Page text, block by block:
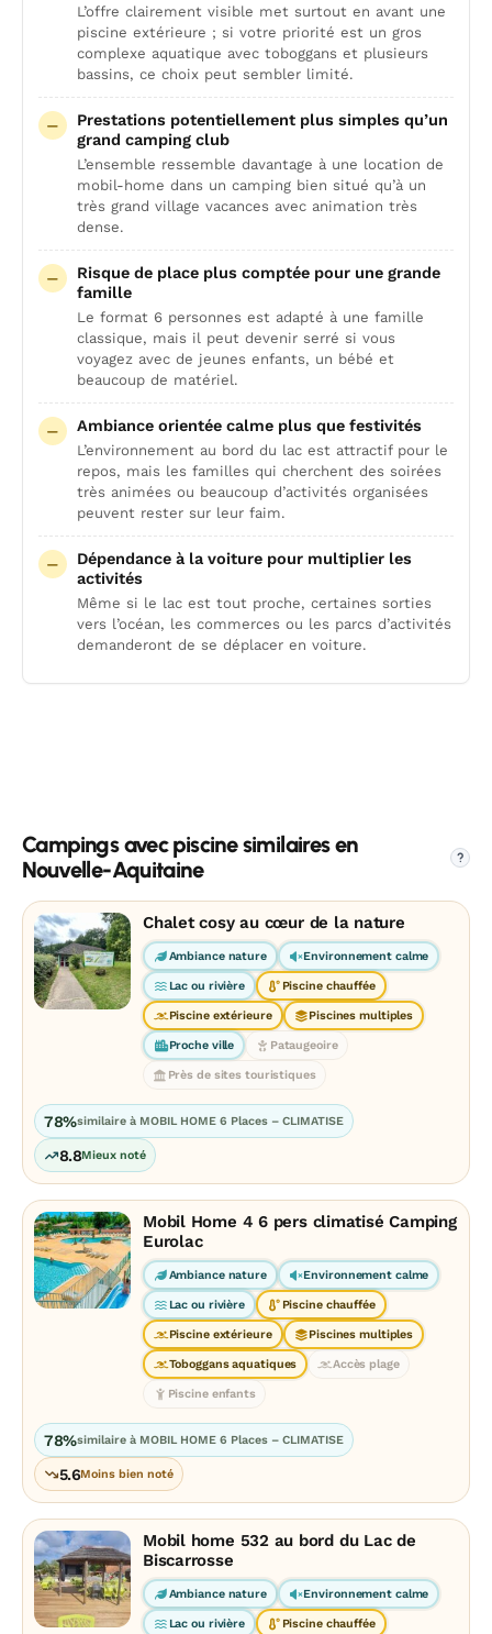
L’offre clairement visible met surtout en avant une
piscine extérieure ; si votre priorité est un gros
complexe aquatique avec toboggans et plusieurs
bassins, ce choix peut sembler limité.
Prestations potentiellement plus simples qu’un
grand camping club
L’ensemble ressemble davantage à une location de
mobil-home dans un camping bien situé qu’à un
très grand village vacances avec animation très
dense.
Risque de place plus comptée pour une grande
famille
Le format 6 personnes est adapté à une famille
classique, mais il peut devenir serré si vous
voyagez avec de jeunes enfants, un bébé et
beaucoup de matériel.
Ambiance orientée calme plus que festivités
L’environnement au bord du lac est attractif pour le
repos, mais les familles qui cherchent des soirées
très animées ou beaucoup d’activités organisées
peuvent rester sur leur faim.
Dépendance à la voiture pour multiplier les
activités
Même si le lac est tout proche, certaines sorties
vers l’océan, les commerces ou les parcs d’activités
demanderont de se déplacer en voiture.
Campings avec piscine similaires en
Nouvelle-Aquitaine
?
Chalet cosy au cœur de la nature
Ambiance nature Environnement calme
Lac ou rivière Piscine chauffée
Piscine extérieure Piscines multiples
Proche ville Pataugeoire
Près de sites touristiques
78%similaire à MOBIL HOME 6 Places – CLIMATISE
8.8Mieux noté
Mobil Home 4 6 pers climatisé Camping
Eurolac
Ambiance nature Environnement calme
Lac ou rivière Piscine chauffée
Piscine extérieure Piscines multiples
Toboggans aquatiques Accès plage
Piscine enfants
78%similaire à MOBIL HOME 6 Places – CLIMATISE
5.6Moins bien noté
Mobil home 532 au bord du Lac de
Biscarrosse
Ambiance nature Environnement calme
Lac ou rivière Piscine chauffée